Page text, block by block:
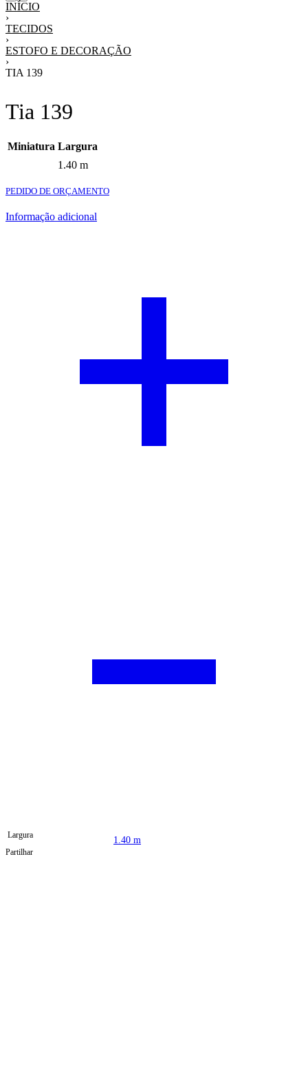
INÍCIO
›
TECIDOS
›
ESTOFO E DECORAÇÃO
›
TIA 139
Tia 139
Miniatura Largura
1.40 m
PEDIDO DE ORÇAMENTO
Informação adicional
Largura 1.40 m
Partilhar